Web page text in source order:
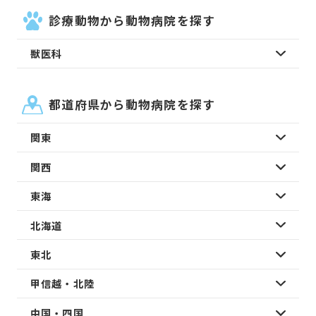
診療動物から動物病院を探す
獣医科
都道府県から動物病院を探す
関東
関西
東海
北海道
東北
甲信越・北陸
中国・四国